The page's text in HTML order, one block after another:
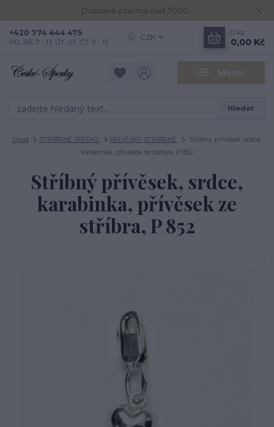
Doprava zdarma nad 3000,-
Menu
CZK
Hledat
+420 774 444 475
PO, PÁ: 7 - 13, ÚT, ST, ČT: 9 - 15
0 ks
0,00 Kč
Úvod STŘÍBRNÉ ŠPERKY PŘÍVĚSKY STŘÍBRNÉ
Stříbný přívěsek, srdce,
karabinka, přívěsek ze stříbra, P 852
Stříbný přívěsek, srdce,
karabinka, přívěsek ze
stříbra, P 852